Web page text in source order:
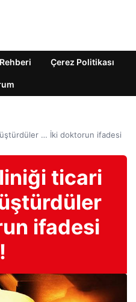
Çerez Politikası
… İki doktorun ifadesi
ticari
ifadesi